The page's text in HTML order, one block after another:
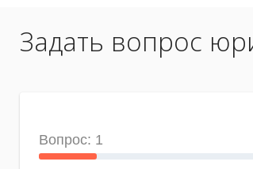
Задать вопрос